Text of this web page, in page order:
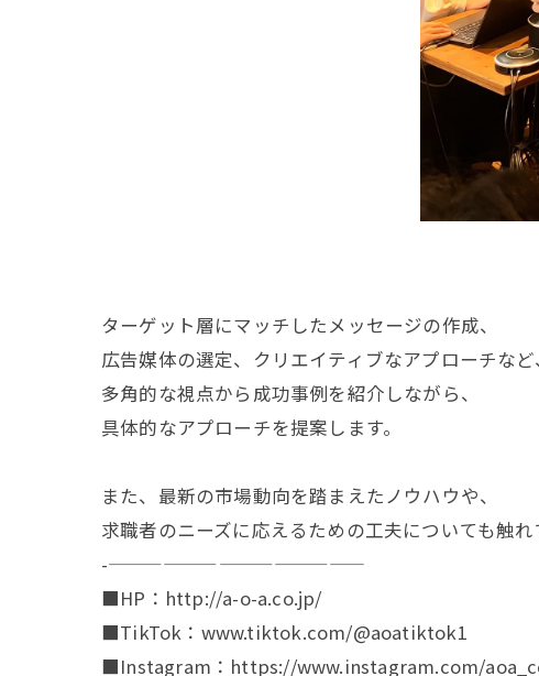
ターゲット層にマッチしたメッセージの作成、
広告媒体の選定、クリエイティブなアプローチなど
多角的な視点から成功事例を紹介しながら、
具体的なアプローチを提案します。
また、最新の市場動向を踏まえたノウハウや、
求職者のニーズに応えるための工夫についても触れ
-——————————————
■HP：http://a-o-a.co.jp/
■TikTok：www.tiktok.com/@aoatiktok1
■Instagram：https://www.instagram.com/